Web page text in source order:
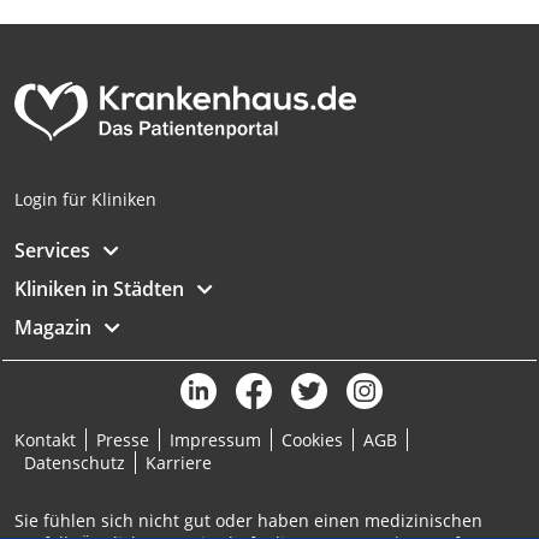
Login für Kliniken
Services
Kliniken in Städten
Magazin
Kontakt Presse Impressum Cookies
AGB
Datenschutz
Karriere
Sie fühlen sich nicht gut oder haben einen medizinischen
Analyse von Zielgruppen durch Statistiken
Entwicklung und Verbesserung der
Angebote
Verwendung reduzierter Daten zur Auswahl
von Inhalten
IAB-Besonderheiten:
Verwendung genauer Standortdaten
Geräte anhand von aktiv angeforderten
Informationen identifizieren
Nicht-IAB-Verarbeitungszwecke:
Notwendig
Funktional